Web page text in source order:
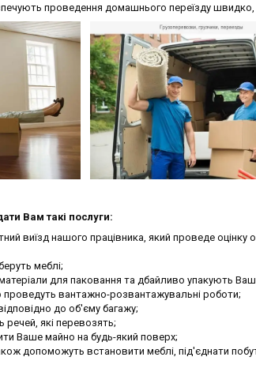
проведення домашнього переїзду швидко,
Вам такі послуги:
виїзд нашого працівника, який проведе оцінку
меблі;
для паковання та дбайливо упакують
вантажно-розвантажувальні роботи;
до об'єму багажу;
речей, які перевозять;
Ваше майно на будь-який поверх;
допоможуть встановити меблі, під'єднати